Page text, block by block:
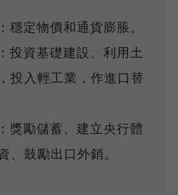
：穩定物價和通貨膨脹。
：投資基礎建設、利用土
投入輕工業，作進口替
：獎勵儲蓄、建立央行體
、鼓勵出口外銷。